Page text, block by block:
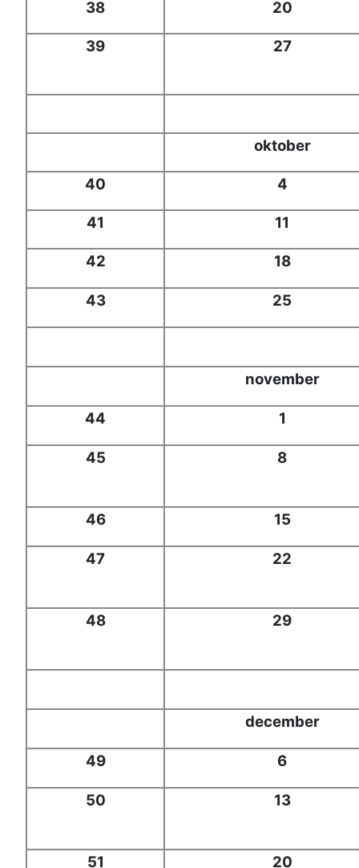
38 20
39 27
oktober
40 4
41 11
42 18
43 25
november
44 1
45 8
46 15
47 22
48 29
december
49 6
50 13
51 20